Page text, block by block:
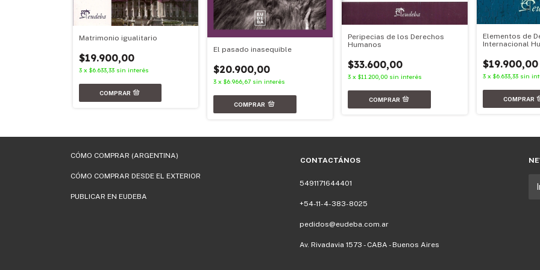
Matrimonio igualitario
$19.900,00
3 x $6.633,33 sin interés
El pasado inasequible
$20.900,00
3 x$6.966,67 sin interés
Peripecias de los Derechos
Humanos
$33.600,00
3 x$11.200,00 sin interés
Elementos de
Internacional
$19.900,00
3 x $6.633,33 sin
CÓMO COMPRAR (ARGENTINA)
CÓMO COMPRAR DESDE EL EXTERIOR
PUBLICAR EN EUDEBA
CONTACTÁNOS
5491171644401
+54-11-4-383-8025
pedidos@eudeba.com.ar
Av. Rivadavia 1573 - CABA - Buenos Aires